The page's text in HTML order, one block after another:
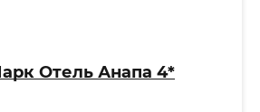
Отель Анапа 4*